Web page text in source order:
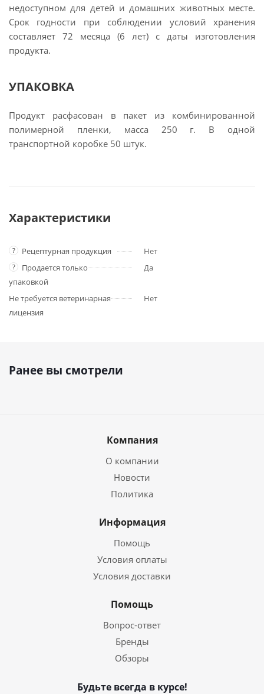
недоступном для детей и домашних животных месте.
Срок годности при соблюдении условий хранения
составляет 72 месяца (6 лет) с даты изготовления
продукта.
УПАКОВКА
Продукт расфасован в пакет из комбинированной
полимерной пленки, масса 250 г. В одной
транспортной коробке 50 штук.
Характеристики
? Рецептурная продукция Нет
?
Продается только
упаковкой
Да
Не требуется ветеринарная
лицензия
Нет
Ранее вы смотрели
Компания
О компании
Новости
Политика
Информация
Помощь
Условия оплаты
Условия доставки
Помощь
Вопрос-ответ
Бренды
Обзоры
Будьте всегда в курсе!